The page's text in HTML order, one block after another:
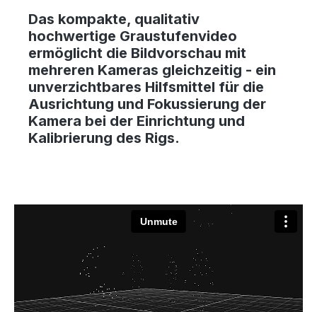
Das kompakte, qualitativ
hochwertige Graustufenvideo
ermöglicht die Bildvorschau mit
mehreren Kameras gleichzeitig - ein
unverzichtbares Hilfsmittel für die
Ausrichtung und Fokussierung der
Kamera bei der Einrichtung und
Kalibrierung des Rigs.